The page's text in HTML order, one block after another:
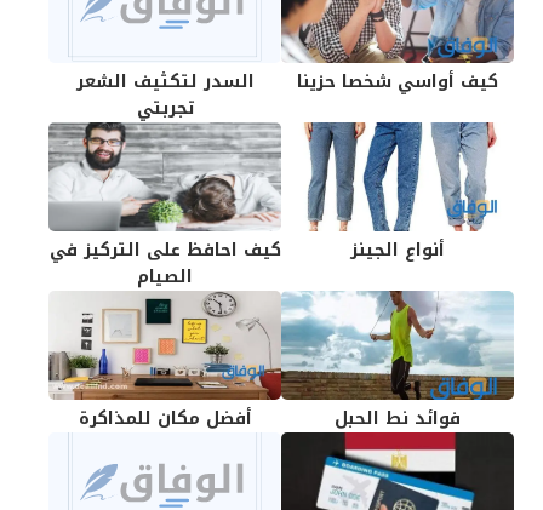
كيف أواسي شخصا حزينا
السدر لتكثيف الشعر
تجربتي
أنواع الجينز
كيف احافظ على التركيز في
الصيام
فوائد نط الحبل أفضل مكان للمذاكرة